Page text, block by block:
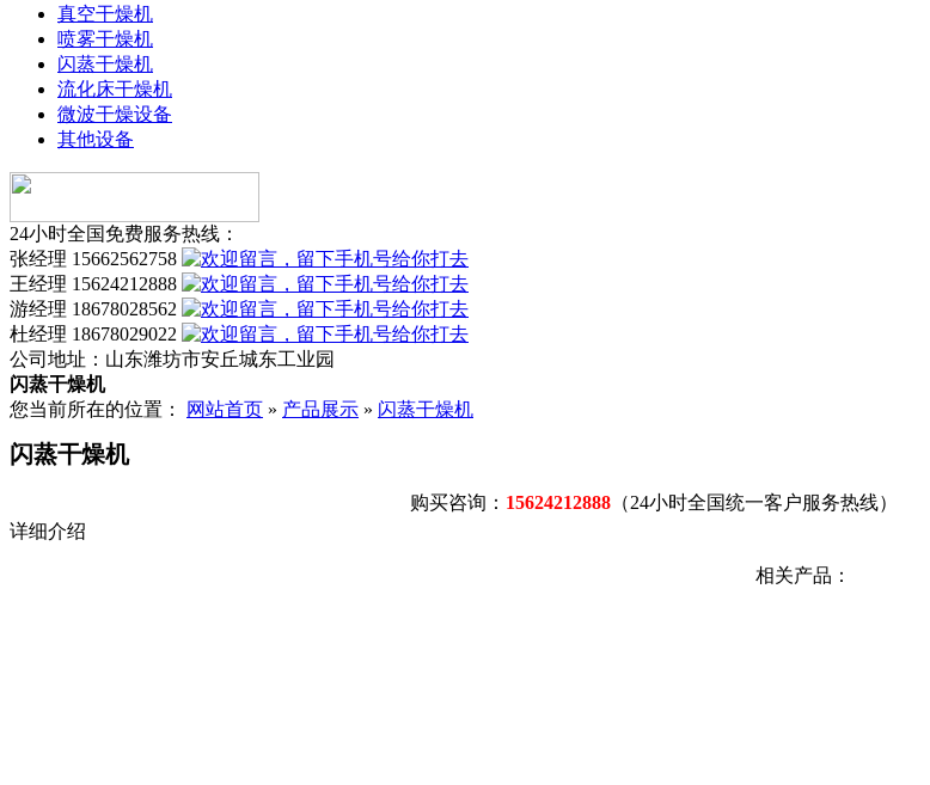
真空干燥机
喷雾干燥机
闪蒸干燥机
流化床干燥机
微波干燥设备
其他设备
24小时全国免费服务热线：
张经理 15662562758
王经理 15624212888
游经理 18678028562
杜经理 18678029022
公司地址： 山东潍坊市安丘城东工业园
闪蒸干燥机
您当前所在的位置：
网站首页 » 产品展示 » 闪蒸干燥机
闪蒸干燥机
购买咨询： 15624212888 （24小时全国统一客户服务热线）
详细介绍
相关产品：